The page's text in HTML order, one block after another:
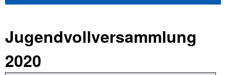
Jugendvollversammlung
2020